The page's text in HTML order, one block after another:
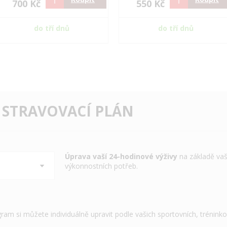
700 Kč
do tří dnů
550 Kč
do tří dnů
PLÁN
Úprava vaší 24-hodinové výživy na základě
výkonnostních potřeb.
si můžete individuálně upravit podle vašich sportovních,